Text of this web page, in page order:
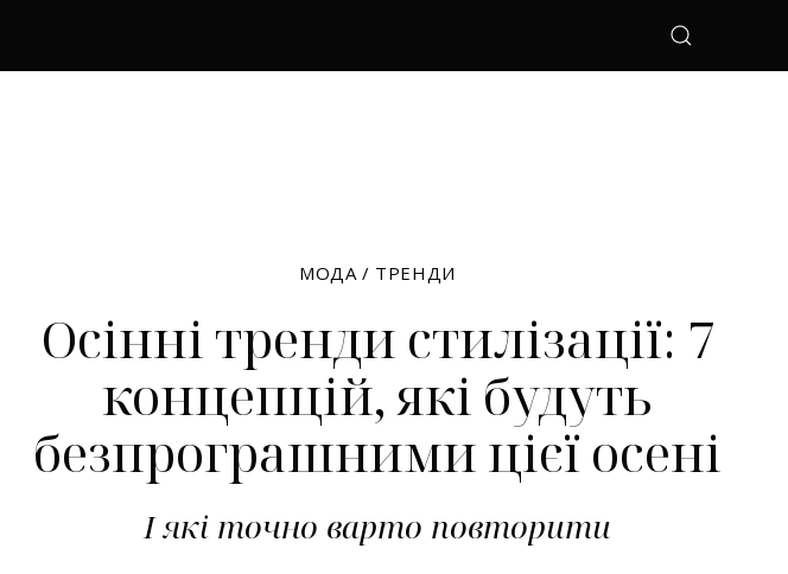
МОДА/ ТРЕНДИ
Осінні тренди стилізації: 7
концепцій, які будуть
безпрограшними цієї осені
І які точно варто повторити